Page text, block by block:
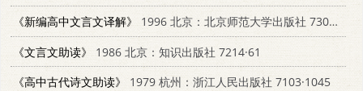
《新编高中文言文译解》
1996 北京：北京师范大学出版社 7303031928
《文言文助读》
1986 北京：知识出版社 7214·61
《高中古代诗文助读》
1979 杭州：浙江人民出版社 7103·1045